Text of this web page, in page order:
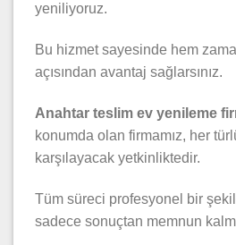
yeniliyoruz.
Bu hizmet sayesinde hem
açısından avantaj sağlarsınız.
Anahtar teslim ev yenileme
konumda olan firmamız, her
karşılayacak yetkinliktedir.
Tüm süreci profesyonel bir
sadece sonuçtan memnun